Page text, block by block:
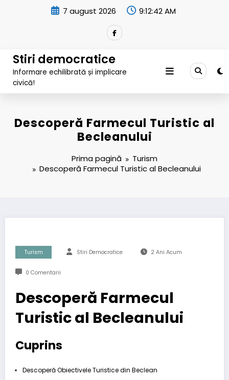
7 august 2026 9:12:43 AM
Stiri democratice
Informare echilibrată și implicare
civică!
Descoperă Farmecul Turistic al
Becleanului
Prima pagină
Turism
Descoperă Farmecul Turistic al Becleanului
Turism Stiri Democratice 2 Ani Acum
0 Comentarii
Descoperă Farmecul
Turistic al Becleanului
Cuprins
Descoperă Obiectivele Turistice din Beclean